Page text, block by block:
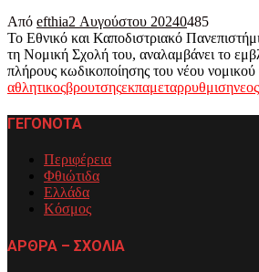
Από efthia2 Αυγούστου 20240485
To Εθνικό και Καποδιστριακό
τη Νομική Σχολή του, αναλαμβάνει το
πλήρους κωδικοποίησης του νέου
αθλητικοςβρουτσηςεκπαμεταρρυθμιση
ΓΕΓΟΝΟΤΑ
Περιφέρεια
Φθιώτιδα
Ελλάδα
Κόσμος
ΑΡΘΡΑ – ΣΧΟΛΙΑ